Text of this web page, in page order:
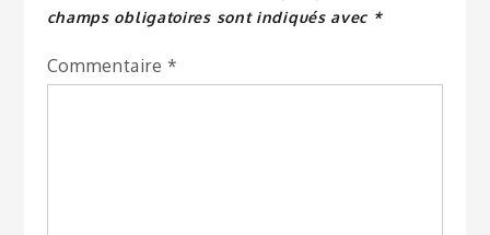
champs obligatoires sont indiqués avec *
Commentaire *